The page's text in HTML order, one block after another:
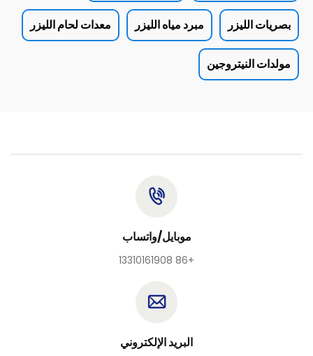
بصريات الليزر مبرد مياه الليزر معدات لحام الليزر
مولدات النيتروجين
موبايل/واتساب
+86 13310161908
البريد الإلكتروني